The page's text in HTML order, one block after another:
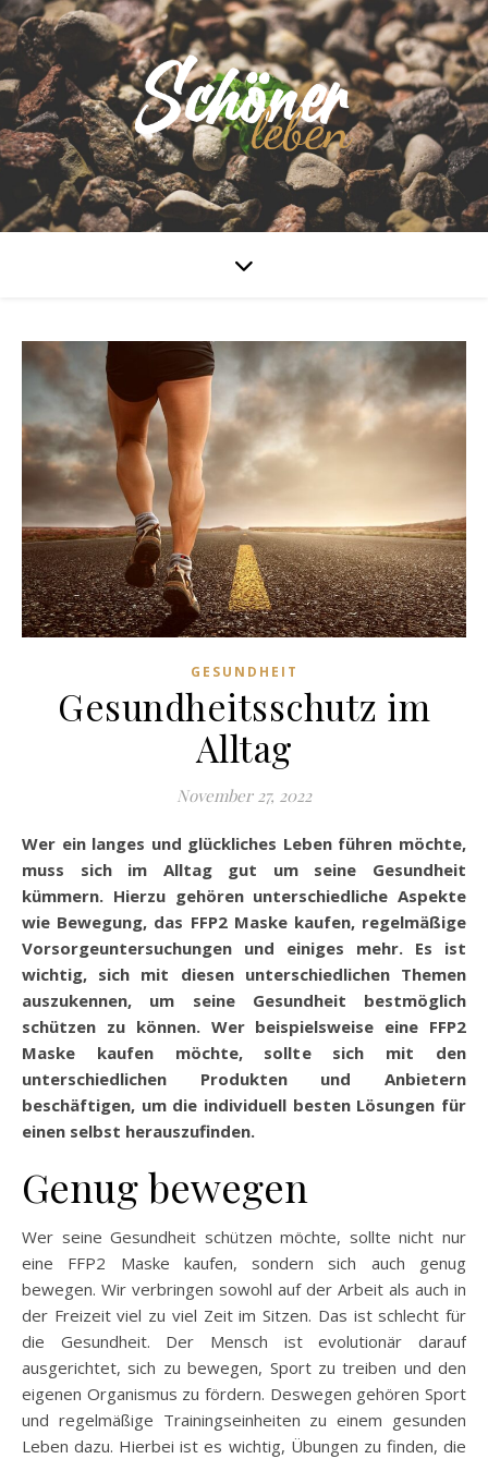
GESUNDHEIT
Gesundheitsschutz im
Alltag
November 27, 2022
Wer ein langes und glückliches Leben führen möchte,
muss sich im Alltag gut um seine Gesundheit
kümmern. Hierzu gehören unterschiedliche Aspekte
wie Bewegung, das FFP2 Maske kaufen, regelmäßige
Vorsorgeuntersuchungen und einiges mehr. Es ist
wichtig, sich mit diesen unterschiedlichen Themen
auszukennen, um seine Gesundheit bestmöglich
schützen zu können. Wer beispielsweise eine FFP2
Maske kaufen möchte, sollte sich mit den
unterschiedlichen Produkten und Anbietern
beschäftigen, um die individuell besten Lösungen für
einen selbst herauszufinden.
Genug bewegen
Wer seine Gesundheit schützen möchte, sollte nicht nur
eine FFP2 Maske kaufen, sondern sich auch genug
bewegen. Wir verbringen sowohl auf der Arbeit als auch in
der Freizeit viel zu viel Zeit im Sitzen. Das ist schlecht für
die Gesundheit. Der Mensch ist evolutionär darauf
ausgerichtet, sich zu bewegen, Sport zu treiben und den
eigenen Organismus zu fördern. Deswegen gehören Sport
und regelmäßige Trainingseinheiten zu einem gesunden
Leben dazu. Hierbei ist es wichtig, Übungen zu finden, die